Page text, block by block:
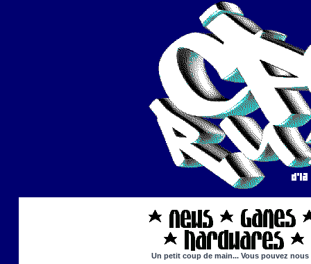
Un petit coup de main... Vous pouvez